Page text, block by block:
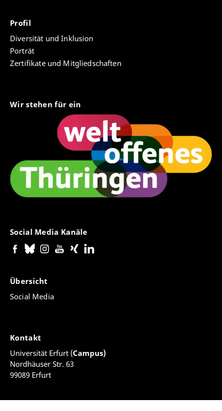
Profil
Diversität und Inklusion
Porträt
Zertifikate und Mitgliedschaften
Wir stehen für ein
Social Media Kanäle
Übersicht
Social Media
Kontakt
Universität Erfurt (Campus)
Nordhäuser Str. 63
99089 Erfurt